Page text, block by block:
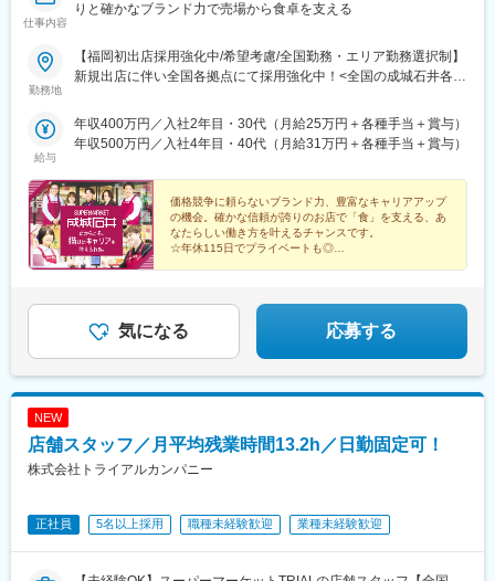
仕事内容
りと確かなブランド力で売場から食卓を支える
勤務地
【福岡初出店採用強化中/希望考慮/全国勤務・エリア勤務選択制】
新規出店に伴い全国各拠点にて採用強化中！<全国の成城石井各店
阪府・兵庫県・京都府東海中部エリア:愛知県・岐阜県・静岡県そ
の他エリア:宮城県・岡山県・広島県・新潟県・群馬県・茨城県・
山梨県・福岡県☆居住地・希望勤務地を考慮します。☆通勤可能
決定！＼エリア限定勤務制度あり／それぞれの将来像やライフス
テージに合わせ「全国勤務」「エリア限定勤務」と選べる制度を
用意しています。
給与
年収400万円／入社2年目・30代（月給25万円＋各種手当＋賞与）
年収500万円／入社4年目・40代（月給31万円＋各種手当＋賞与）
価格競争に頼らないブランド力、豊富なキャリアアップ
の機会。確かな信頼が誇りのお店で「食」を支える、あ
なたらしい働き方を叶えるチャンスです。
☆年休115日でプライベートも◎
気になる 応募する
NEW
店舗スタッフ／月平均残業時間13.2h／日勤固定可！
株式会社トライアルカンパニー
正社員 5名以上採用 職種未経験歓迎 業種未経験歓迎